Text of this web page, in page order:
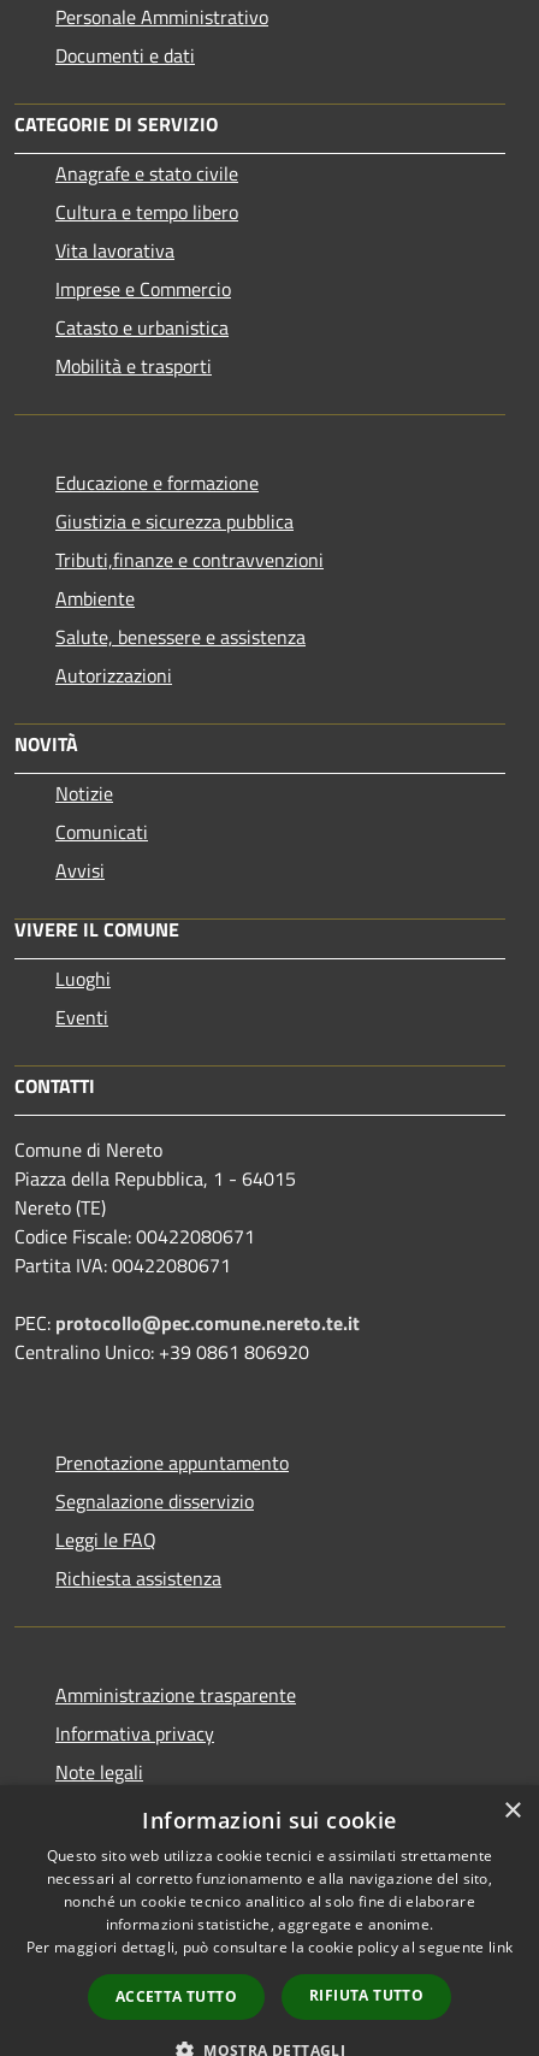
Personale Amministrativo
Documenti e dati
CATEGORIE DI SERVIZIO
Anagrafe e stato civile
Cultura e tempo libero
Vita lavorativa
Imprese e Commercio
Catasto e urbanistica
Mobilità e trasporti
Educazione e formazione
Giustizia e sicurezza pubblica
Tributi,finanze e contravvenzioni
Ambiente
Salute, benessere e assistenza
Autorizzazioni
NOVITÀ
Notizie
Comunicati
Avvisi
VIVERE IL COMUNE
Luoghi
Eventi
CONTATTI
Comune di Nereto
Piazza della Repubblica, 1 - 64015
Nereto (TE)
Codice Fiscale: 00422080671
Partita IVA: 00422080671
PEC: protocollo@pec.comune.nereto.te.it
Centralino Unico: +39 0861 806920
Prenotazione appuntamento
Segnalazione disservizio
Leggi le FAQ
Richiesta assistenza
Amministrazione trasparente
Informativa privacy
Note legali
Dichiarazione di accessibilità
Accessibilità
Copyright © 2026 • Comune di
Nereto • Powered by
Municipium•
Accesso
redazione
×
Informazioni sui cookie
Questo sito web utilizza cookie tecnici e assimilati strettamente
necessari al corretto funzionamento e alla navigazione del sito,
nonché un cookie tecnico analitico al solo fine di elaborare
informazioni statistiche, aggregate e anonime.
Per maggiori dettagli, può consultare la cookie policy al seguente link
ACCETTA TUTTO RIFIUTA TUTTO
MOSTRA DETTAGLI